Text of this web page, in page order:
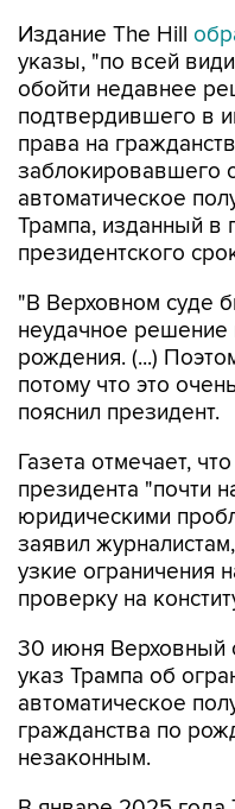
Издание The Hill
указы, "по всей
обойти недавнее
подтвердившего в
права на
заблокировавшего
автоматическое
Трампа, изданный в
президентского
"В Верховном суде
неудачное решение
рождения. (...)
потому что это
пояснил президент.
Газета отмечает,
президента "почти
юридическими
заявил
узкие ограничения
проверку на
30 июня Верховный
указ Трампа об
автоматическое
гражданства по
незаконным.